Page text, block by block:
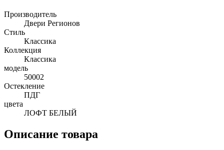
Производитель
Двери Регионов
Стиль
Классика
Коллекция
Классика
модель
50002
Остекление
ПДГ
цвета
ЛОФТ БЕЛЫЙ
Описание товара